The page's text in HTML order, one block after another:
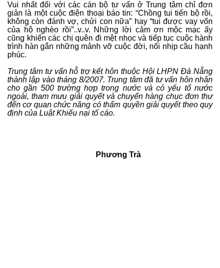
Vui nhất đối với các cán bộ tư vấn ở Trung tâm chỉ đơn
giản là một cuộc điện thoại báo tin: “Chồng tui tiến bộ rồi,
không còn đánh vợ, chửi con nữa” hay “tui được vay vốn
của hộ nghèo rồi”..v..v. Những lời cảm ơn mộc mạc ấy
cũng khiến các chị quên đi mệt nhọc và tiếp tục cuộc hành
trình hàn gắn những mảnh vỡ cuộc đời, nối nhịp cầu hạnh
phúc.
Trung tâm tư vấn hỗ trợ kết hôn thuộc Hội LHPN Đà Nẵng
thành lập vào tháng 8/2007. Trung tâm đã tư vấn hôn nhân
cho gần 500 trường hợp trong nước và có yếu tố nước
ngoài, tham mưu giải quyết và chuyển hàng chục đơn thư
đến cơ quan chức năng có thẩm quyền giải quyết theo quy
định của Luật Khiếu nại tố cáo.
Phương Trà